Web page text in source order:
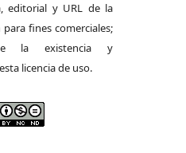
editorial y URL de la
fines comerciales;
la existencia y
licencia de uso.